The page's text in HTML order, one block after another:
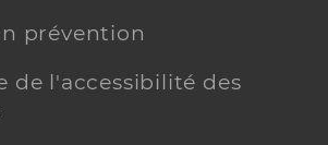
prévention
de l'accessibilité des